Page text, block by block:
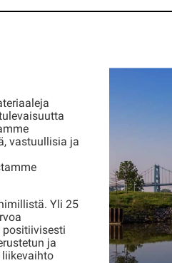
vastuullisia ja
Yli 25
positiivisesti
ja
liikevaihto